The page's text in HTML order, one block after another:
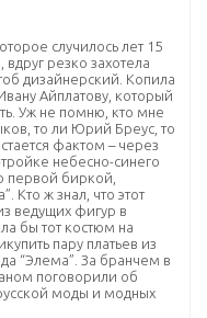
случилось лет 15
вдруг резко захотела
дизайнерский. Копила
Айплатову, который
Уж не помню, кто мне
то ли Юрий Бреус, то
фактом – через
небесно-синего
первой биркой,
Кто ж знал, что этот
ведущих фигур в
бы тот костюм на
пару платьев из
“Элема”. За бранчем в
поговорили об
моды и модных